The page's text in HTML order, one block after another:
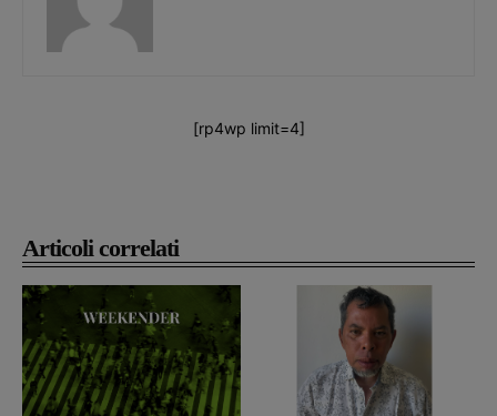
Articoli correlati
[rp4wp limit=4]